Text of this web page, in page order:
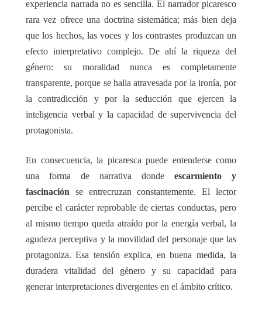
experiencia narrada no es sencilla. El narrador picaresco
rara vez ofrece una doctrina sistemática; más bien deja
que los hechos, las voces y los contrastes produzcan un
efecto interpretativo complejo. De ahí la riqueza del
género: su moralidad nunca es completamente
transparente, porque se halla atravesada por la ironía, por
la contradicción y por la seducción que ejercen la
inteligencia verbal y la capacidad de supervivencia del
protagonista.
En consecuencia, la picaresca puede entenderse como
una forma de narrativa donde escarmiento y
fascinación se entrecruzan constantemente. El lector
percibe el carácter reprobable de ciertas conductas, pero
al mismo tiempo queda atraído por la energía verbal, la
agudeza perceptiva y la movilidad del personaje que las
protagoniza. Esa tensión explica, en buena medida, la
duradera vitalidad del género y su capacidad para
generar interpretaciones divergentes en el ámbito crítico.